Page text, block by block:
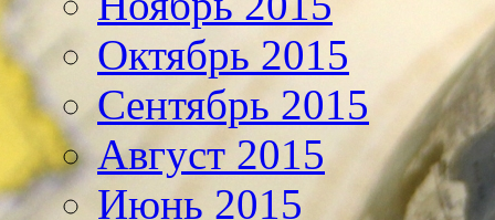
Октябрь 2015
Сентябрь 2015
Август 2015
Июнь 2015